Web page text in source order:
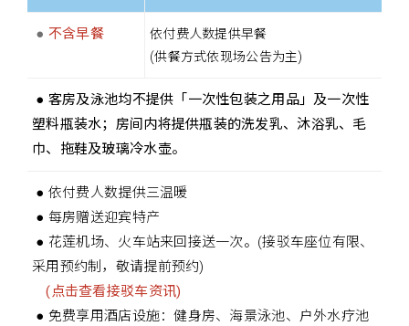
● 不含早餐
依付费人数提供早餐
(供餐方式依现场公告为主)
● 客房及泳池均不提供「一次性包装之用品」及一次性
塑料瓶装水；房间内将提供瓶装的洗发乳、沐浴乳、毛
巾、拖鞋及玻璃冷水壶。
● 依付费人数提供三温暖
● 每房赠送迎宾特产
● 花莲机场、火车站来回接送一次。(接驳车座位有限、
采用预约制，敬请提前预约)
(点击查看接驳车资讯)
● 免费享用酒店设施：健身房、海景泳池、户外水疗池